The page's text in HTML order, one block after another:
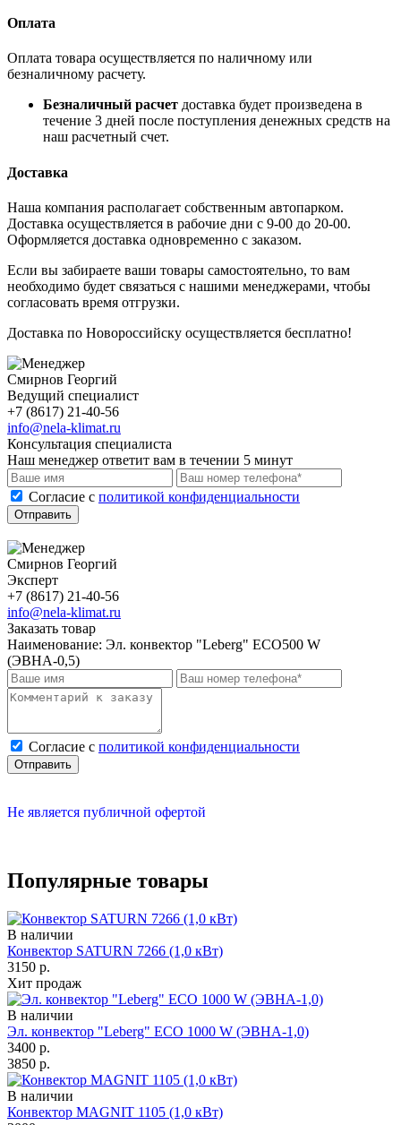
Оплата
Оплата товара осуществляется по наличному или
безналичному расчету.
Безналичный расчет доставка будет произведена в
течение 3 дней после поступления денежных средств на
наш расчетный счет.
Доставка
Наша компания располагает собственным автопарком.
Доставка осуществляется в рабочие дни с 9-00 до 20-00.
Оформляется доставка одновременно с заказом.
Если вы забираете ваши товары самостоятельно, то вам
необходимо будет связаться с нашими менеджерами, чтобы
согласовать время отгрузки.
Доставка по Новороссийску осуществляется бесплатно!
Смирнов Георгий
Ведущий специалист
+7 (8617) 21-40-56
info@nela-klimat.ru
Консультация специалиста
Наш менеджер ответит вам в течении 5 минут
Cогласие с политикой конфиденциальности
Отправить
Смирнов Георгий
Эксперт
+7 (8617) 21-40-56
info@nela-klimat.ru
Заказать товар
Наименование: Эл. конвектор "Leberg" ECO500 W
(ЭВНА-0,5)
Cогласие с политикой конфиденциальности
Отправить
Не является публичной офертой
Популярные товары
В наличии
Конвектор SATURN 7266 (1,0 кВт)
3150 р.
Хит продаж
В наличии
Эл. конвектор "Leberg" ECO 1000 W (ЭВНА-1,0)
3400 р.
3850 р.
В наличии
Конвектор MAGNIT 1105 (1,0 кВт)